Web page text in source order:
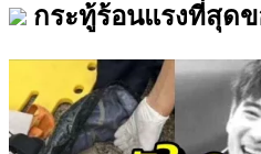
กระทู้ร้อนแรงที่สุด